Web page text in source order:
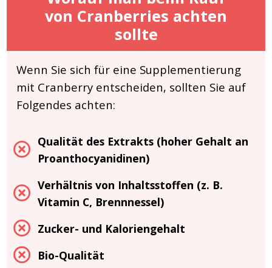
von Cranberries achten
sollte
Wenn Sie sich für eine Supplementierung
mit Cranberry entscheiden, sollten Sie auf
Folgendes achten:
Qualität des Extrakts (hoher Gehalt an
Proanthocyanidinen)
Verhältnis von Inhaltsstoffen (z. B.
Vitamin C, Brennnessel)
Zucker- und Kaloriengehalt
Bio-Qualität